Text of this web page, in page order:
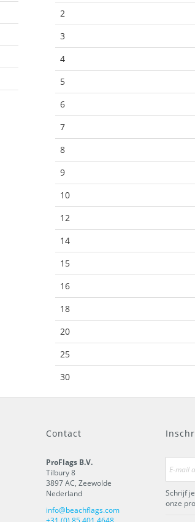
2
3
4
5
6
7
8
9
10
12
14
15
16
18
20
25
30
Contact
ProFlags B.V.
Tilbury 8
3897 AC, Zeewolde
Nederland
info@beachflags.com
Schrijf
onze